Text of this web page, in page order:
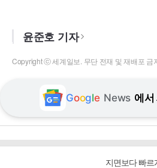
윤준호 기자
Copyright ⓒ 세계일보. 무단 전재 및 재배포 금
Google News 에서
지면보다 빠르